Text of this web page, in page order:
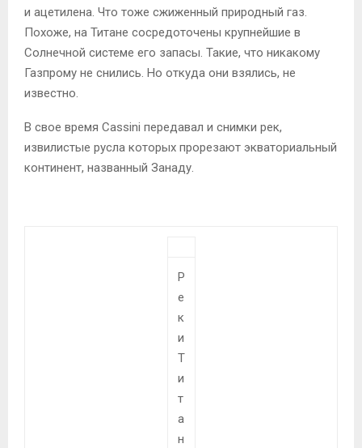
и ацетилена. Что тоже сжиженный природный газ.
Похоже, на Титане сосредоточены крупнейшие в
Солнечной системе его запасы. Такие, что никакому
Газпрому не снились. Но откуда они взялись, не
известно.
В свое время Cassini передавал и снимки рек,
извилистые русла которых прорезают экваториальный
континент, названный Занаду.
Р
е
к
и
Т
и
т
а
н